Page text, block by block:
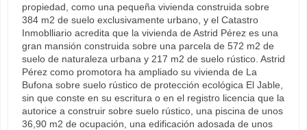
propiedad, como una pequeña vivienda construida sobre
384 m2 de suelo exclusivamente urbano, y el Catastro
Inmoblliario acredita que la vivienda de Astrid Pérez es una
gran mansión construida sobre una parcela de 572 m2 de
suelo de naturaleza urbana y 217 m2 de suelo rústico. Astrid
Pérez como promotora ha ampliado su vivienda de La
Bufona sobre suelo rústico de protección ecológica El Jable,
sin que conste en su escritura o en el registro licencia que la
autorice a construir sobre suelo rústico, una piscina de unos
36,90 m2 de ocupación, una edificación adosada de unos